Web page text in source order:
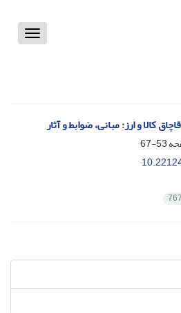
Toggle
کالا و ارز: مبانی، ضوابط و آثار
53-67